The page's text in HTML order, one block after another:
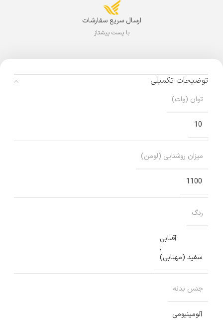
ارسال سریع سفارشات
با پست پیشتاز
توضیحات تکمیلی
توان (وات)
10
میزان روشنایی (لومن)
1100
رنگ
آفتابی
,
سفید (مهتابی)
جنس بدنه
آلومینیومی